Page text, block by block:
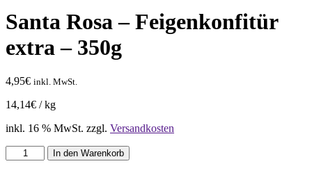
Santa Rosa – Feigenkonfitür
extra – 350g
4,95€ inkl. MwSt.
14,14€ /kg
inkl. 16 % MwSt. zzgl. Versandkosten
Santa
Rosa
In den Warenkorb